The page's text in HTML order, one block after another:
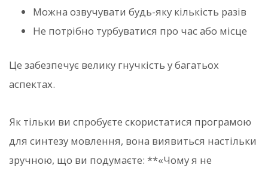
Можна озвучувати будь-яку кількість разів
Не потрібно турбуватися про час або місце
Це забезпечує велику гнучкість у багатьох
аспектах.
Як тільки ви спробуєте скористатися програмою
для синтезу мовлення, вона виявиться настільки
зручною, що ви подумаєте: **«Чому я не